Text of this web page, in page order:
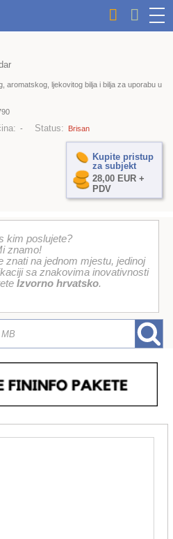
aromatskog, ljekovitog bilja i bilja za uporabu u
- Status: Brisan
Kupite pristup
za subjekt
28,00 EUR +
PDV
kim poslujete?
znamo!
znati na jednom mjestu, jedinoj
sa znakovima inovativnosti
Izvorno hrvatsko.